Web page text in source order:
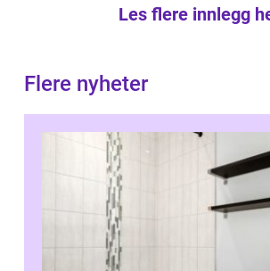
Les flere innlegg
Flere nyheter